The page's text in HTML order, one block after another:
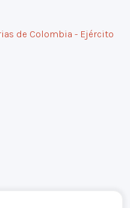
de Colombia - Ejército